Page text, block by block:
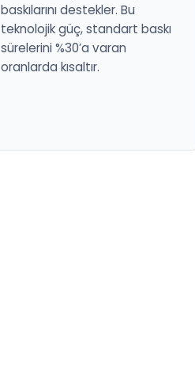
baskılarını destekler. Bu
teknolojik güç, standart baskı
sürelerini %30’a varan
oranlarda kısaltır.